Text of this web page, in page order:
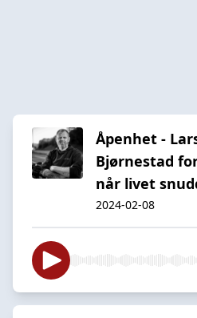
Åpenhet -
Bjørnestad
når livet
2024-02-08